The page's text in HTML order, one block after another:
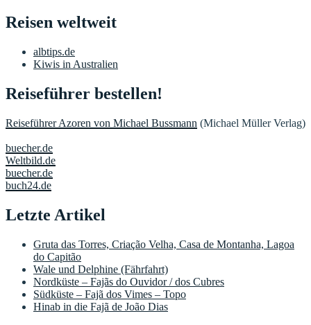
Reisen weltweit
albtips.de
Kiwis in Australien
Reiseführer bestellen!
Reiseführer Azoren von Michael Bussmann (Michael Müller Verlag)
buecher.de
Weltbild.de
buecher.de
buch24.de
Letzte Artikel
Gruta das Torres, Criação Velha, Casa de Montanha, Lagoa
do Capitão
Wale und Delphine (Fährfahrt)
Nordküste – Fajãs do Ouvidor / dos Cubres
Südküste – Fajã dos Vimes – Topo
Hinab in die Fajã de João Dias